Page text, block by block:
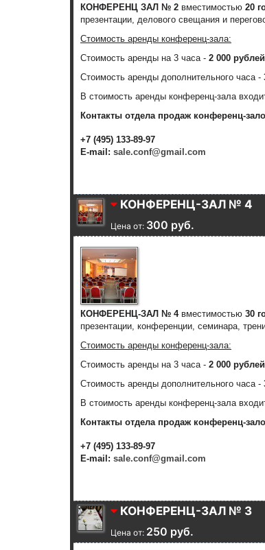
КОНФЕРЕНЦ ЗАЛ № 2 вместимостью 20
презентации, делового свещания и
Стоимость аренды конференц-зала:
Стоимость аренды на 3 часа - 2 000 рублей
Стоимость аренды дополнительного часа -
В стоимость аренды конференц-зала
Контакты отдела продаж конференц-
+7 (495) 133-89-97
E-mail: sale.conf@gmail.com
КОНФЕРЕНЦ-ЗАЛ № 4
Цена от: 300 руб.
КОНФЕРЕНЦ-ЗАЛ № 4 вместимостью 30
презентации, конференции, семинара,
Стоимость аренды конференц-зала:
Стоимость аренды на 3 часа - 2 000 рублей
Стоимость аренды дополнительного часа -
В стоимость аренды конференц-зала
Контакты отдела продаж конференц-
+7 (495) 133-89-97
E-mail: sale.conf@gmail.com
КОНФЕРЕНЦ-ЗАЛ № 3
Цена от: 250 руб.